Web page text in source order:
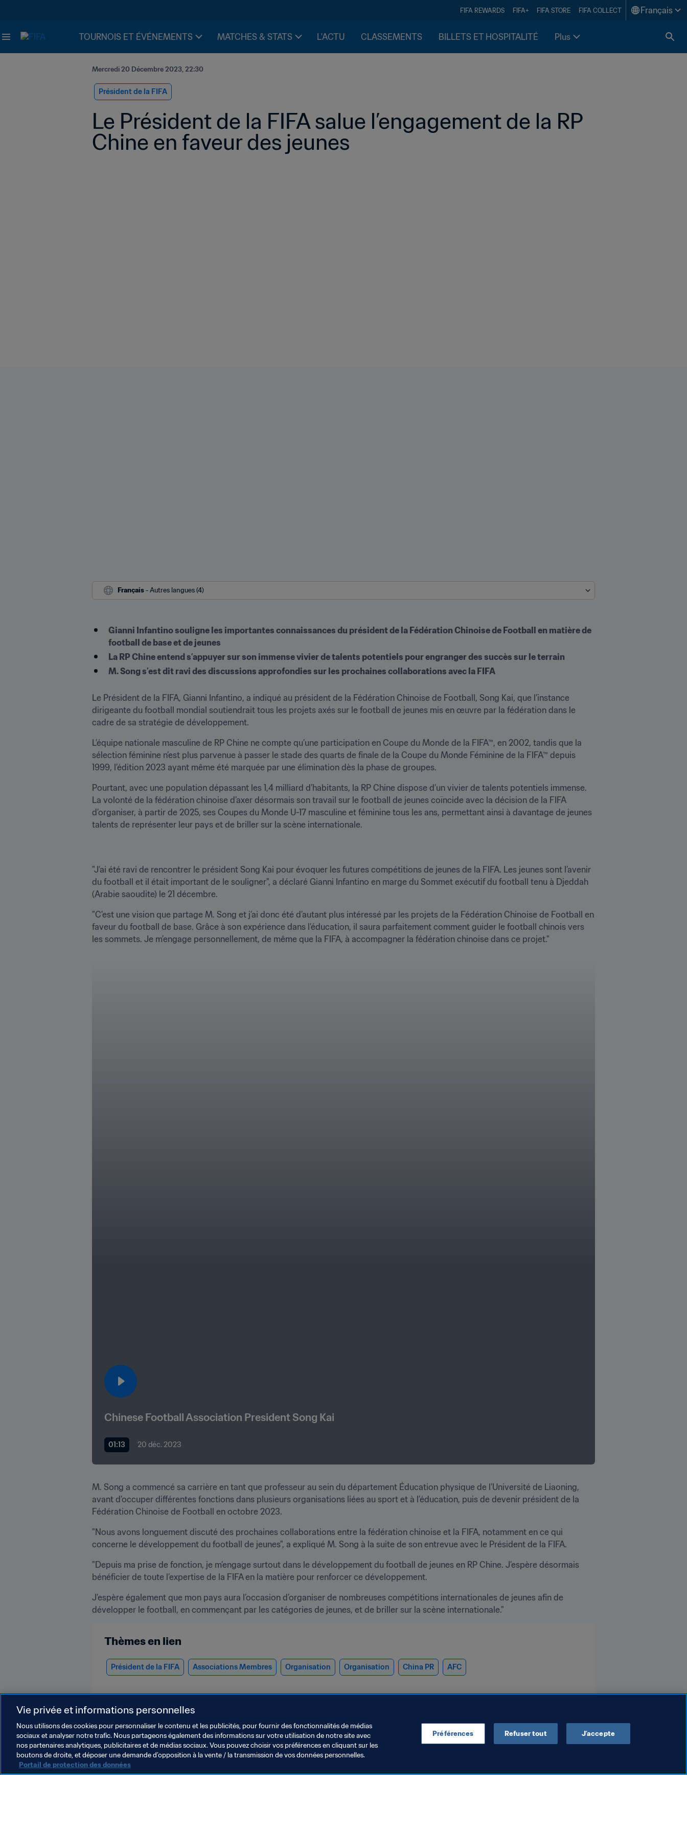
FIFA REWARDS FIFA+ FIFA STORE FIFA COLLECT Français
TOURNOIS ET ÉVÉNEMENTS MATCHES & STATS L'ACTU CLASSEMENTS BILLETS ET HOSPITALITÉ Plus
Mercredi 20 Décembre 2023, 22:30
Président de la FIFA
Le Président de la FIFA salue l’engagement de la RP
Chine en faveur des jeunes
Français - Autres langues (4)
Gianni Infantino souligne les importantes connaissances du président de la Fédération Chinoise de Football en matière de
football de base et de jeunes
La RP Chine entend s’appuyer sur son immense vivier de talents potentiels pour engranger des succès sur le terrain
M. Song s’est dit ravi des discussions approfondies sur les prochaines collaborations avec la FIFA
Le Président de la FIFA, Gianni Infantino, a indiqué au président de la Fédération Chinoise de Football, Song Kai, que l’instance
dirigeante du football mondial soutiendrait tous les projets axés sur le football de jeunes mis en œuvre par la fédération dans le
cadre de sa stratégie de développement.
L’équipe nationale masculine de RP Chine ne compte qu’une participation en Coupe du Monde de la FIFA™, en 2002, tandis que la
sélection féminine n’est plus parvenue à passer le stade des quarts de finale de la Coupe du Monde Féminine de la FIFA™ depuis
1999, l’édition 2023 ayant même été marquée par une élimination dès la phase de groupes.
Pourtant, avec une population dépassant les 1,4 milliard d’habitants, la RP Chine dispose d’un vivier de talents potentiels immense.
La volonté de la fédération chinoise d’axer désormais son travail sur le football de jeunes coïncide avec la décision de la FIFA
d’organiser, à partir de 2025, ses Coupes du Monde U-17 masculine et féminine tous les ans, permettant ainsi à davantage de jeunes
talents de représenter leur pays et de briller sur la scène internationale.
"J’ai été ravi de rencontrer le président Song Kai pour évoquer les futures compétitions de jeunes de la FIFA. Les jeunes sont l’avenir
du football et il était important de le souligner", a déclaré Gianni Infantino en marge du Sommet exécutif du football tenu à Djeddah
(Arabie saoudite) le 21 décembre.
"C’est une vision que partage M. Song et j’ai donc été d’autant plus intéressé par les projets de la Fédération Chinoise de Football en
faveur du football de base. Grâce à son expérience dans l’éducation, il saura parfaitement comment guider le football chinois vers
les sommets. Je m’engage personnellement, de même que la FIFA, à accompagner la fédération chinoise dans ce projet."
Chinese Football Association President Song Kai
01:13 20 déc. 2023
M. Song a commencé sa carrière en tant que professeur au sein du département Éducation physique de l’Université de Liaoning,
avant d’occuper différentes fonctions dans plusieurs organisations liées au sport et à l’éducation, puis de devenir président de la
Fédération Chinoise de Football en octobre 2023.
"Nous avons longuement discuté des prochaines collaborations entre la fédération chinoise et la FIFA, notamment en ce qui
concerne le développement du football de jeunes", a expliqué M. Song à la suite de son entrevue avec le Président de la FIFA.
"Depuis ma prise de fonction, je m’engage surtout dans le développement du football de jeunes en RP Chine. J’espère désormais
bénéficier de toute l’expertise de la FIFA en la matière pour renforcer ce développement.
J’espère également que mon pays aura l’occasion d’organiser de nombreuses compétitions internationales de jeunes afin de
développer le football, en commençant par les catégories de jeunes, et de briller sur la scène internationale."
Thèmes en lien
Président de la FIFA Associations Membres Organisation Organisation China PR AFC
Président de la FIFA
Vie privée et informations personnelles
Nous utilisons des cookies pour personnaliser le contenu et les publicités, pour fournir des fonctionnalités de médias
sociaux et analyser notre trafic. Nous partageons également des informations sur votre utilisation de notre site avec
nos partenaires analytiques, publicitaires et de médias sociaux. Vous pouvez choisir vos préférences en cliquant sur les
boutons de droite, et déposer une demande d’opposition à la vente / la transmission de vos données personnelles.
Portail de protection des données
Préférences Refuser tout J’accepte